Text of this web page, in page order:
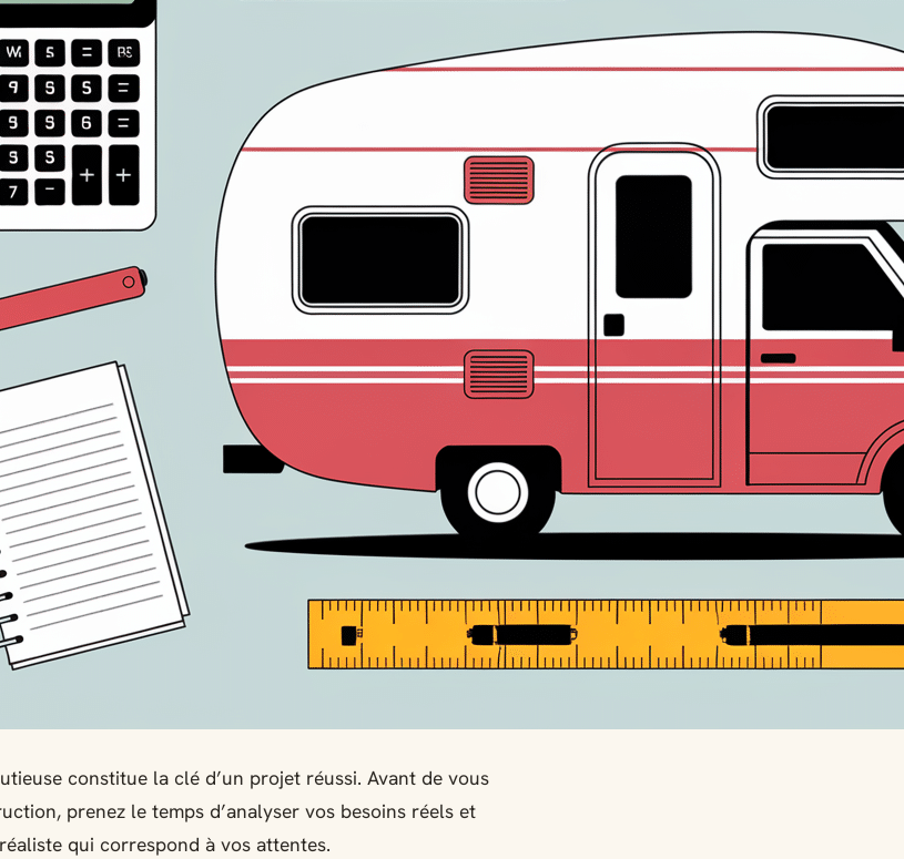
constitue la clé d’un projet réussi. Avant de vous
prenez le temps d’analyser vos besoins réels et
qui correspond à vos attentes.